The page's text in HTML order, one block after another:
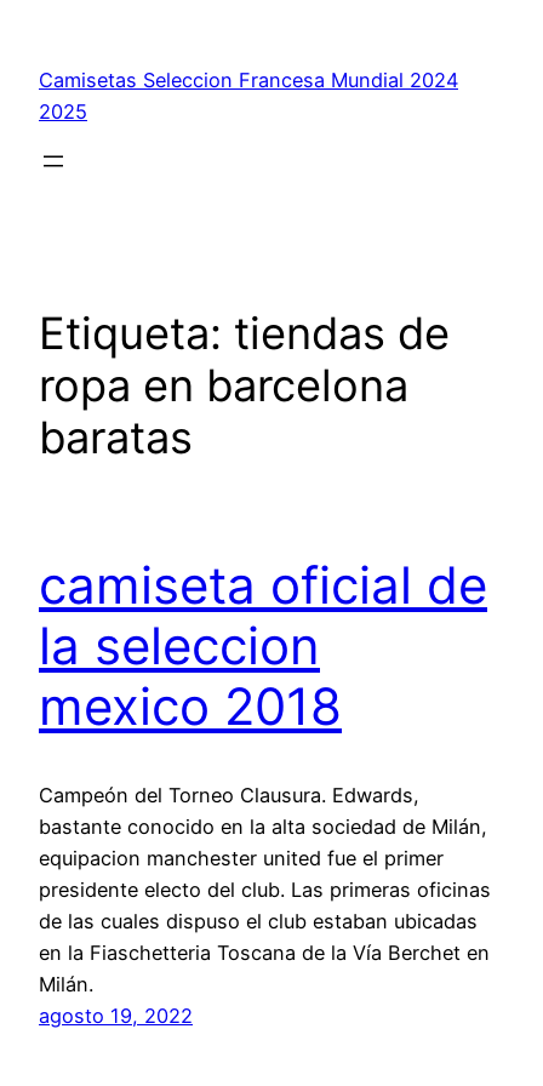
contenido
Camisetas Seleccion Francesa Mundial 2024
2025
Etiqueta: tiendas de
ropa en barcelona
baratas
camiseta oficial de
la seleccion
mexico 2018
Campeón del Torneo Clausura. Edwards,
bastante conocido en la alta sociedad de Milán,
equipacion manchester united fue el primer
presidente electo del club. Las primeras oficinas
de las cuales dispuso el club estaban ubicadas
en la Fiaschetteria Toscana de la Vía Berchet en
Milán.
agosto 19, 2022